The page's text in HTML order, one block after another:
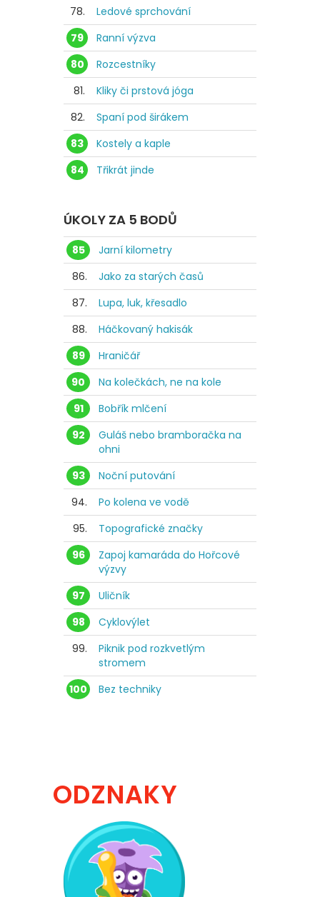
78.
Ledové sprchování
79
Ranní výzva
80
Rozcestníky
81.
Kliky či prstová jóga
82.
Spaní pod širákem
83
Kostely a kaple
84
Třikrát jinde
ÚKOLY ZA 5 BODŮ
85
Jarní kilometry
86.
Jako za starých časů
87.
Lupa, luk, křesadlo
88.
Háčkovaný hakisák
89
Hraničář
90
Na kolečkách, ne na kole
91
Bobřík mlčení
92
Guláš nebo bramboračka na
ohni
93
Noční putování
94.
Po kolena ve vodě
95.
Topografické značky
96
Zapoj kamaráda do Hořcové
výzvy
97
Uličník
98
Cyklovýlet
99.
Piknik pod rozkvetlým
stromem
100
Bez techniky
ODZNAKY